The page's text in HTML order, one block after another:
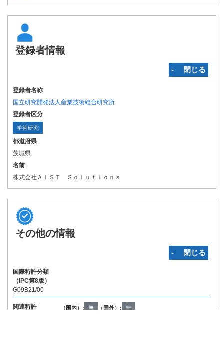
登録者情報
‐ 閉じる
登録者名称
国立研究開発法人産業技術総合研究所
登録者区分
学術研究
都道府県
茨城県
名前
株式会社ＡＩＳＴ Ｓｏｌｕｔｉｏｎｓ
その他の情報
‐ 閉じる
国際特許分類
（IPC第8版）
G09B21/00
関連特許 （国内）: 無 （国外）: 無